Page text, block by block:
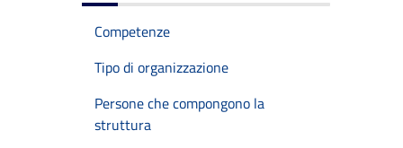
Competenze
Tipo di organizzazione
Persone che compongono la
struttura